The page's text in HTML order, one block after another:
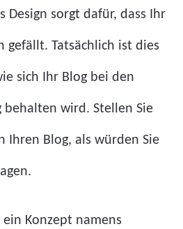
Design sorgt dafür, dass Ihr
gefällt. Tatsächlich ist dies
sich Ihr Blog bei den
behalten wird. Stellen Sie
Ihren Blog, als würden Sie
Konzept namens